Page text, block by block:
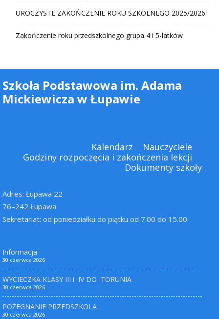
UROCZYSTE ZAKOŃCZENIE ROKU SZKOLNEGO 2025/2026
Zakończenie roku przedszkolnego grupa 4 i 5-latków
Szkoła Podstawowa im. Adama
Mickiewicza w Łupawie
Kalendarz
Nauczyciele
Godziny rozpoczęcia i zakończenia lekcji
Dokumenty szkoły
Adres: Łupawa 22
76–242 Łupawa
Sekretariat: od poniedziałku do piątku od 7.00 do 15.00
Informacja
30 czerwca 2026
WYCIECZKA KLASY III i IV DO TORUNIA
30 czerwca 2026
POŻEGNANIE PRZEDSZKOLA
30 czerwca 2026